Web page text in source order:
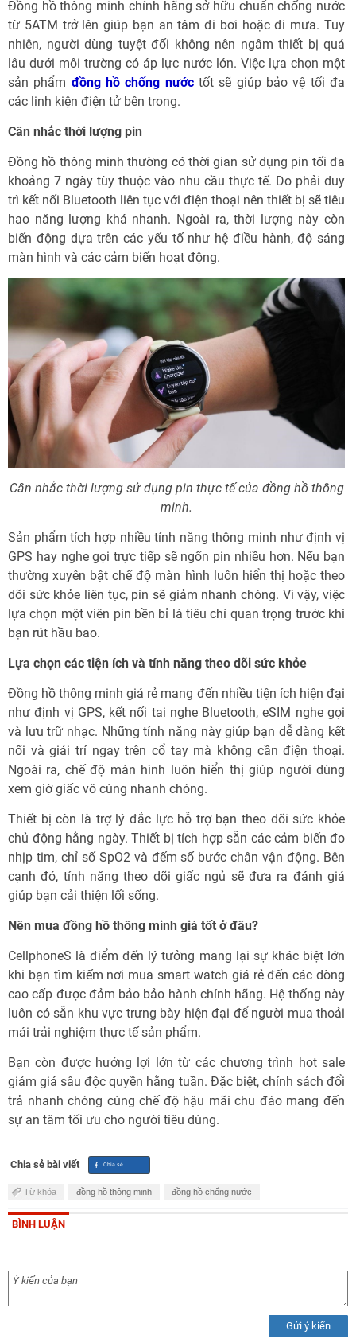
Đồng hồ thông minh chính hãng sở hữu chuẩn chống nước
từ 5ATM trở lên giúp bạn an tâm đi bơi hoặc đi mưa. Tuy
nhiên, người dùng tuyệt đối không nên ngâm thiết bị quá
lâu dưới môi trường có áp lực nước lớn. Việc lựa chọn một
sản phẩm đồng hồ chống nướctốt sẽ giúp bảo vệ tối đa
các linh kiện điện tử bên trong.
Cân nhắc thời lượng pin
Đồng hồ thông minh thường có thời gian sử dụng pin tối đa
khoảng 7 ngày tùy thuộc vào nhu cầu thực tế. Do phải duy
trì kết nối Bluetooth liên tục với điện thoại nên thiết bị sẽ tiêu
hao năng lượng khá nhanh. Ngoài ra, thời lượng này còn
biến động dựa trên các yếu tố như hệ điều hành, độ sáng
màn hình và các cảm biến hoạt động.
Cân nhắc thời lượng sử dụng pin thực tế của đồng hồ thông
minh.
Sản phẩm tích hợp nhiều tính năng thông minh như định vị
GPS hay nghe gọi trực tiếp sẽ ngốn pin nhiều hơn. Nếu bạn
thường xuyên bật chế độ màn hình luôn hiển thị hoặc theo
dõi sức khỏe liên tục, pin sẽ giảm nhanh chóng. Vì vậy, việc
lựa chọn một viên pin bền bỉ là tiêu chí quan trọng trước khi
bạn rút hầu bao.
Lựa chọn các tiện ích và tính năng theo dõi sức khỏe
Đồng hồ thông minh giá rẻ mang đến nhiều tiện ích hiện đại
như định vị GPS, kết nối tai nghe Bluetooth, eSIM nghe gọi
và lưu trữ nhạc. Những tính năng này giúp bạn dễ dàng kết
nối và giải trí ngay trên cổ tay mà không cần điện thoại.
Ngoài ra, chế độ màn hình luôn hiển thị giúp người dùng
xem giờ giấc vô cùng nhanh chóng.
Thiết bị còn là trợ lý đắc lực hỗ trợ bạn theo dõi sức khỏe
chủ động hằng ngày. Thiết bị tích hợp sẵn các cảm biến đo
nhịp tim, chỉ số SpO2 và đếm số bước chân vận động. Bên
cạnh đó, tính năng theo dõi giấc ngủ sẽ đưa ra đánh giá
giúp bạn cải thiện lối sống.
Nên mua đồng hồ thông minh giá tốt ở đâu?
CellphoneS là điểm đến lý tưởng mang lại sự khác biệt lớn
khi bạn tìm kiếm nơi mua smart watch giá rẻ đến các dòng
cao cấp được đảm bảo bảo hành chính hãng. Hệ thống này
luôn có sẵn khu vực trưng bày hiện đại để người mua thoải
mái trải nghiệm thực tế sản phẩm.
Bạn còn được hưởng lợi lớn từ các chương trình hot sale
giảm giá sâu độc quyền hằng tuần. Đặc biệt, chính sách đổi
trả nhanh chóng cùng chế độ hậu mãi chu đáo mang đến
sự an tâm tối ưu cho người tiêu dùng.
Chia sẻ bài viết
Từ khóa đồng hồ thông minh đồng hồ chống nước
BÌNH LUẬN
Gửi ý kiến